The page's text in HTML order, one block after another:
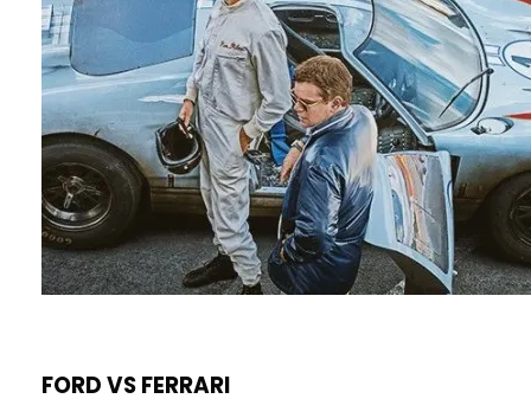
FORD VS FERRARI